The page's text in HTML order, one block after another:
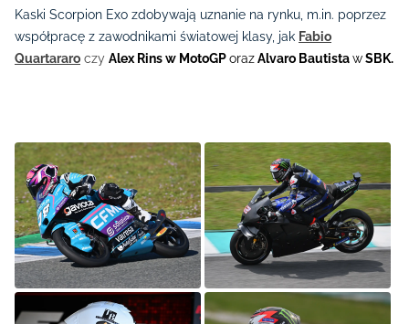
Kaski Scorpion Exo zdobywają uznanie na rynku, m.in. poprzez
współpracę z zawodnikami światowej klasy, jak Fabio
Quartararo czy Alex Rins w MotoGPorazAlvaro BautistawSBK.